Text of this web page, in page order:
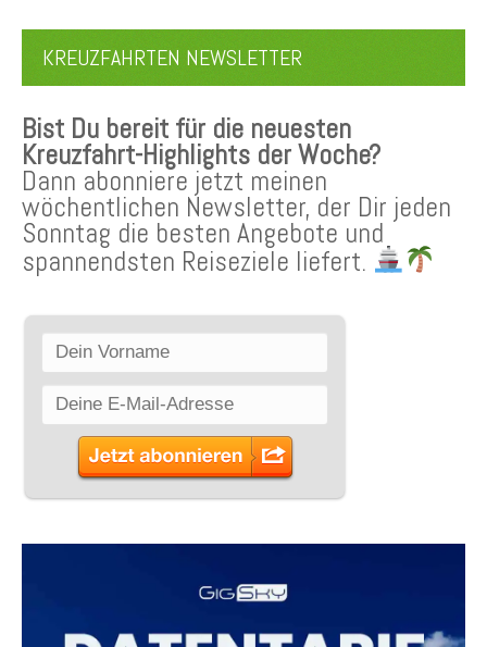
KREUZFAHRTEN NEWSLETTER
Bist Du bereit für die neuesten
Kreuzfahrt-Highlights der Woche?
Dann abonniere jetzt meinen
wöchentlichen Newsletter, der Dir jeden
Sonntag die besten Angebote und
spannendsten Reiseziele liefert.